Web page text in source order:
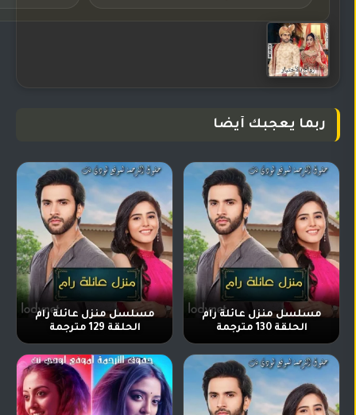
ربما يعجبك أيضا
مسلسل منزل عائلة رام
الحلقة 130 مترجمة
مسلسل منزل عائلة رام
الحلقة 129 مترجمة